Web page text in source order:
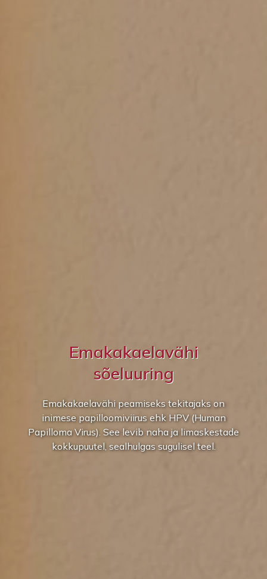
Emakakaelavähi
sõeluuring
Emakakaelavähi peamiseks tekitajaks on
inimese papilloomiviirus ehk HPV (Human
Papilloma Virus). See levib naha ja limaskestade
kokkupuutel, sealhulgas sugulisel teel.